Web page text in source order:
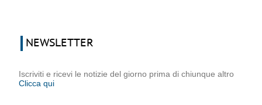
NEWSLETTER
Iscriviti e ricevi le notizie del giorno prima di chiunque altro
Clicca qui